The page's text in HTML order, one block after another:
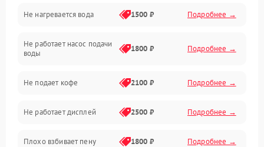
Включение и работа
Проблемы с водой
Не нагревается вода 1500 ₽ Подробнее →
Не работает насос подачи
воды
1800 ₽ Подробнее →
Не подает кофе 2100 ₽ Подробнее →
Не работает дисплей 2500 ₽ Подробнее →
Плохо взбивает пену 1800 ₽ Подробнее →